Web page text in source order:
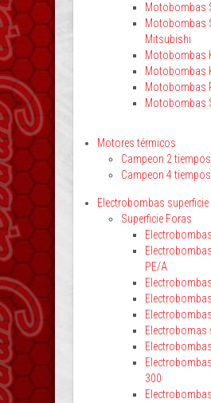
Motobombas
Motobombas
Mitsubishi
Motobombas
Motobombas
Motobombas
Motobombas
Motores térmicos
Campeon 2 tiempos
Campeon 4 tiempos
Electrobombas superficie
Superficie Foras
PE/A
Electrobomas
300